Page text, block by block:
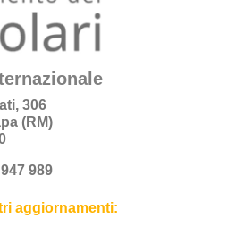
306
(RM)
989
aggiornamenti: